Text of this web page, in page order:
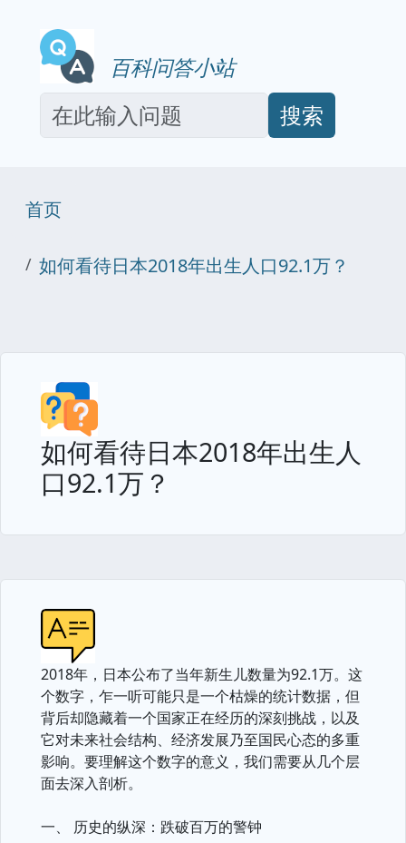
百科问答小站
搜索
首页
如何看待日本2018年出生人口92.1万？
如何看待日本2018年出生人
口92.1万？
2018年，日本公布了当年新生儿数量为92.1万。这
个数字，乍一听可能只是一个枯燥的统计数据，但
背后却隐藏着一个国家正在经历的深刻挑战，以及
它对未来社会结构、经济发展乃至国民心态的多重
影响。要理解这个数字的意义，我们需要从几个层
面去深入剖析。
一、 历史的纵深：跌破百万的警钟